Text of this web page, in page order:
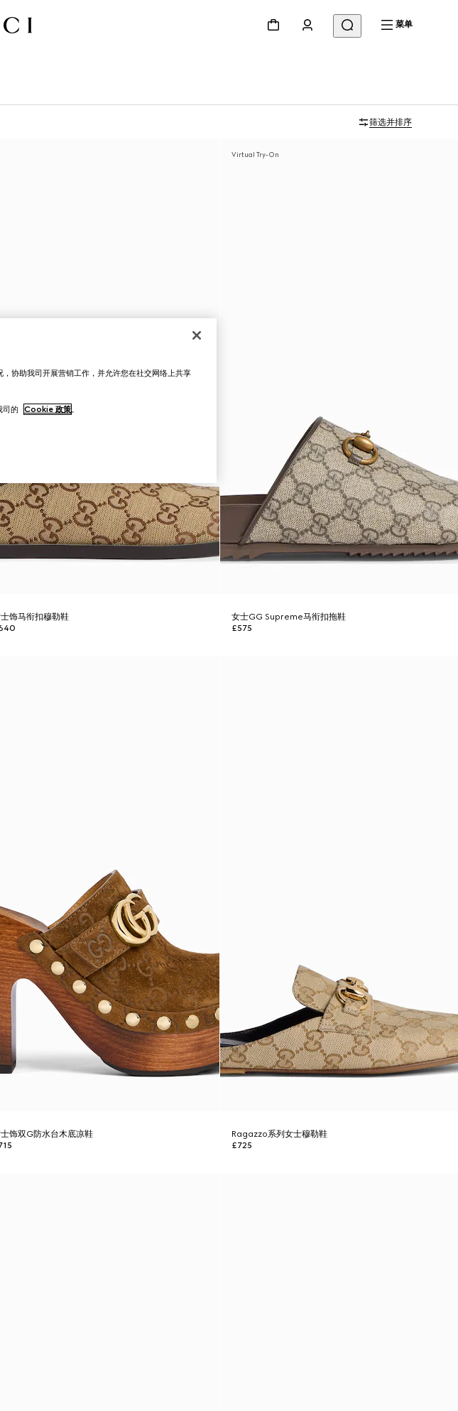
菜单
筛选并排序
饰马衔扣穆勒鞋
Virtual Try-On
女士GG Supreme马衔扣拖鞋
£575
饰双G防水台木底凉鞋
Ragazzo系列女士穆勒鞋
£725
协助我司开展营销工作，并允许您在社交网络上共享
司的 Cookie 政策。